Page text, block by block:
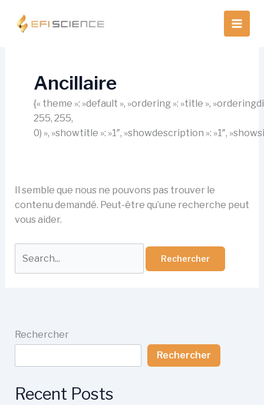
contenu
Ancillaire
{« theme »: »default », »ordering »: »title »,
255, 255,
0) », »showtitle »: »1″, »showdescription »: »1″,
Il semble que nous ne pouvons pas trouver le
contenu demandé. Peut-être qu’une recherche peut
vous aider.
Rechercher
Rechercher
Recent Posts